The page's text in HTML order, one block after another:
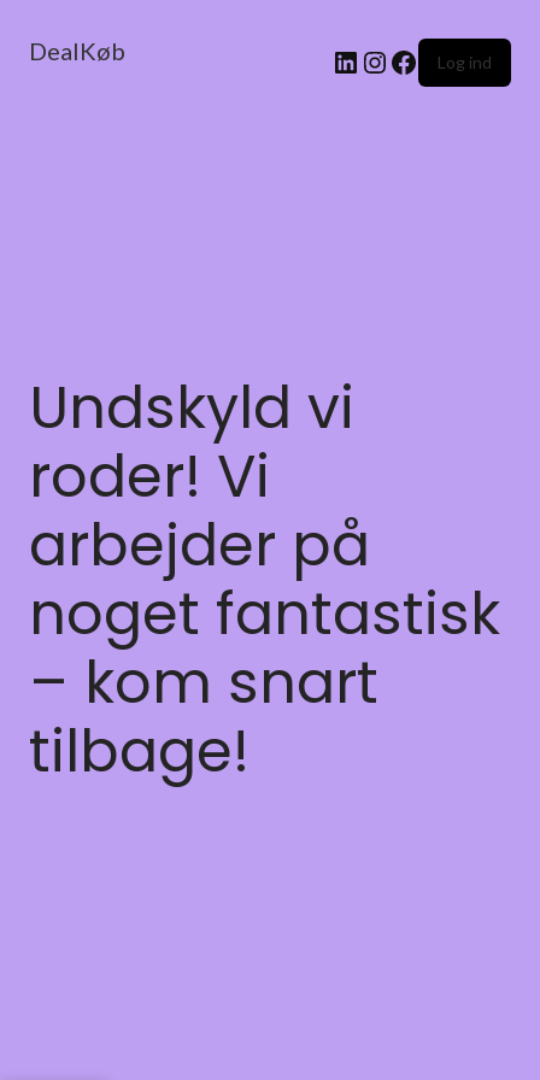
DealKøb Log ind
Undskyld vi
roder! Vi
arbejder på
noget fantastisk
– kom snart
tilbage!